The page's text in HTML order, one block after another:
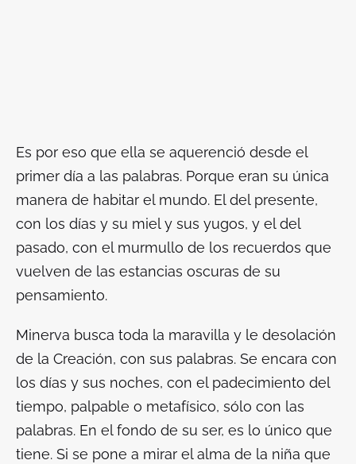
Es por eso que ella se aquerenció desde el
primer día a las palabras. Porque eran su única
manera de habitar el mundo. El del presente,
con los días y su miel y sus yugos, y el del
pasado, con el murmullo de los recuerdos que
vuelven de las estancias oscuras de su
pensamiento.
Minerva busca toda la maravilla y le desolación
de la Creación, con sus palabras. Se encara con
los días y sus noches, con el padecimiento del
tiempo, palpable o metafísico, sólo con las
palabras. En el fondo de su ser, es lo único que
tiene. Si se pone a mirar el alma de la niña que